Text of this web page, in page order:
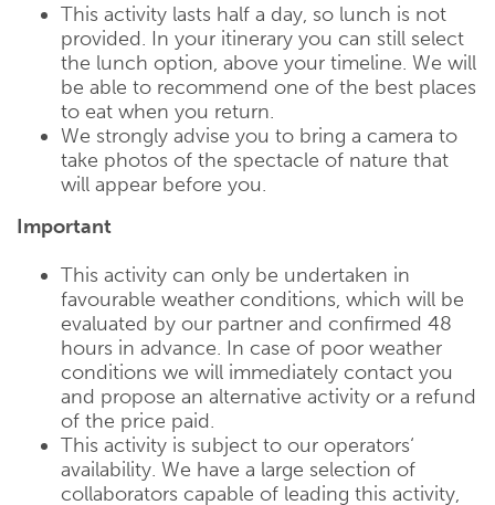
This activity lasts half a day, so lunch is not
provided. In your itinerary you can still select
the lunch option, above your timeline. We will
be able to recommend one of the best places
to eat when you return.
We strongly advise you to bring a camera to
take photos of the spectacle of nature that
will appear before you.
Important
This activity can only be undertaken in
favourable weather conditions, which will be
evaluated by our partner and confirmed 48
hours in advance. In case of poor weather
conditions we will immediately contact you
and propose an alternative activity or a refund
of the price paid.
This activity is subject to our operators‘
availability. We have a large selection of
collaborators capable of leading this activity,